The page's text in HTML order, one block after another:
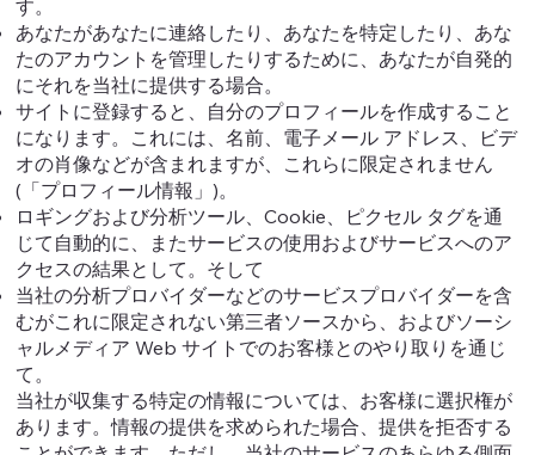
す。
あなたがあなたに連絡したり、あなたを特定したり、あな
たのアカウントを管理したりするために、あなたが自発的
にそれを当社に提供する場合。
サイトに登録すると、自分のプロフィールを作成すること
になります。これには、名前、電子メール アドレス、ビデ
オの肖像などが含まれますが、これらに限定されません
(「プロフィール情報」)。
ロギングおよび分析ツール、Cookie、ピクセル タグを通
じて自動的に、またサービスの使用およびサービスへのア
クセスの結果として。そして
当社の分析プロバイダーなどのサービスプロバイダーを含
むがこれに限定されない第三者ソースから、およびソーシ
ャルメディア Web サイトでのお客様とのやり取りを通じ
て。
当社が収集する特定の情報については、お客様に選択権が
あります。情報の提供を求められた場合、提供を拒否する